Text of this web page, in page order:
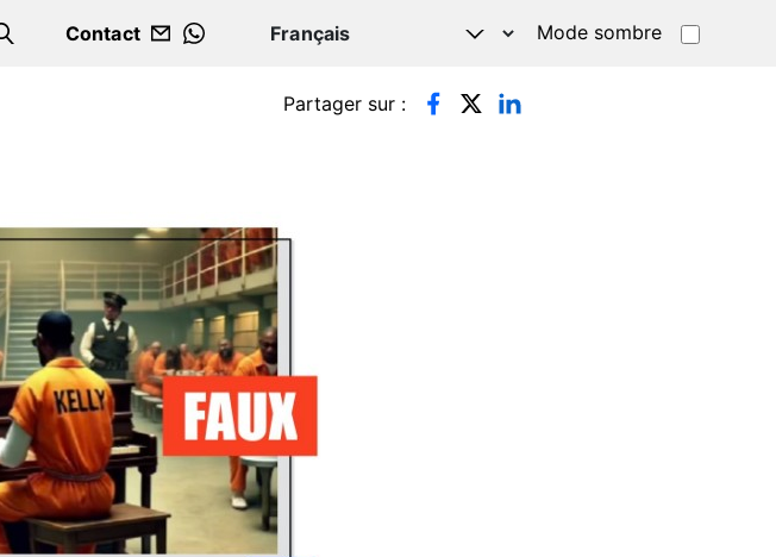
Search
Contact
WHATSAPP
Mode sombre
Partager sur :